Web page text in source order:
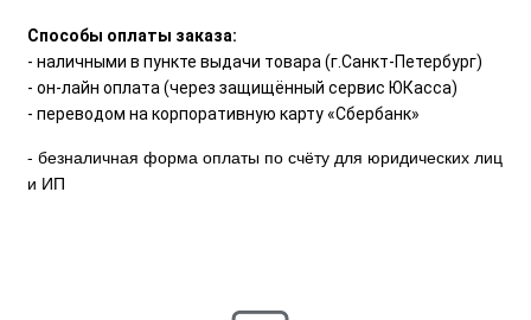
Способы оплаты заказа:
- наличными в пункте выдачи товара (г.Санкт-Петербург)
- он-лайн оплата (через защищённый сервис ЮКасса)
- переводом на корпоративную карту «Сбербанк»
- безналичная форма оплаты по счёту для юридических лиц
и ИП